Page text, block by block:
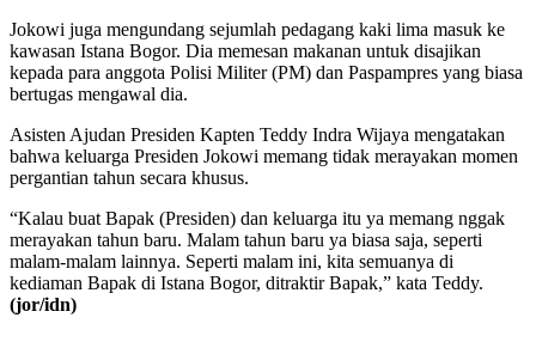
Jokowi juga mengundang sejumlah pedagang kaki lima masuk ke
kawasan Istana Bogor. Dia memesan makanan untuk disajikan
kepada para anggota Polisi Militer (PM) dan Paspampres yang biasa
bertugas mengawal dia.
Asisten Ajudan Presiden Kapten Teddy Indra Wijaya mengatakan
bahwa keluarga Presiden Jokowi memang tidak merayakan momen
pergantian tahun secara khusus.
“Kalau buat Bapak (Presiden) dan keluarga itu ya memang nggak
merayakan tahun baru. Malam tahun baru ya biasa saja, seperti
malam-malam lainnya. Seperti malam ini, kita semuanya di
kediaman Bapak di Istana Bogor, ditraktir Bapak,” kata Teddy.
(jor/idn)